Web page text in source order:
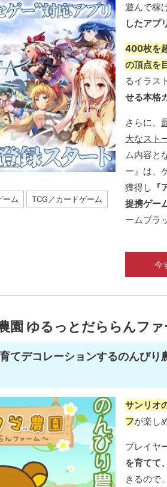
ーム TCG／カードゲーム
遊んで稼
したアプ
400枚を
の頂点を
るイラス
せる本格
さらに、
大なスト
ム内容と
ー』は、
獲得し
提携ゲー
ームプラ
今
園 ゆるっとだららんファ
てデコレーションするのんび
サンリオ
フが楽し
プレイヤ
を育てて
きるので